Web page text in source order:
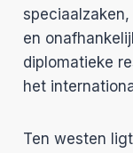
en
diplomatieke
het
Ten westen